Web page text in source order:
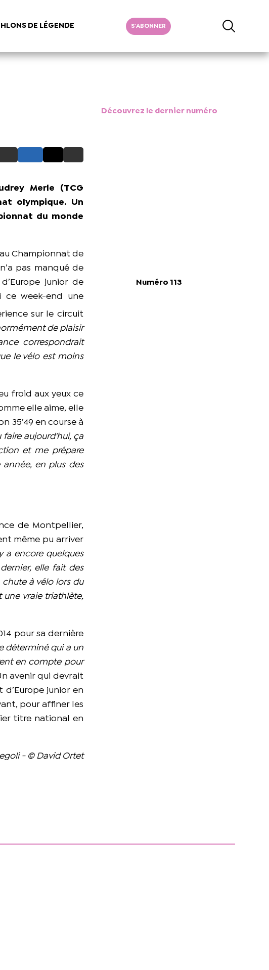
DE LÉGENDE S'ABONNER
Merle (TCG
olympique. Un
du monde
Championnat de
pas manqué de
junior de
ce week-end une
sur le circuit
de plaisir
correspondrait
le vélo est moins
froid aux yeux ce
elle aime, elle
35’49 en course à
faire aujourd'hui, ça
et me prépare
en plus des
de Montpellier,
même pu arriver
a encore quelques
elle fait des
à vélo lors du
une vraie triathlète,
pour sa dernière
déterminé qui a un
en compte pour
avenir qui devrait
junior en
pour affiner les
titre national en
- © David Ortet
Découvrez le dernier numéro
Numéro 113